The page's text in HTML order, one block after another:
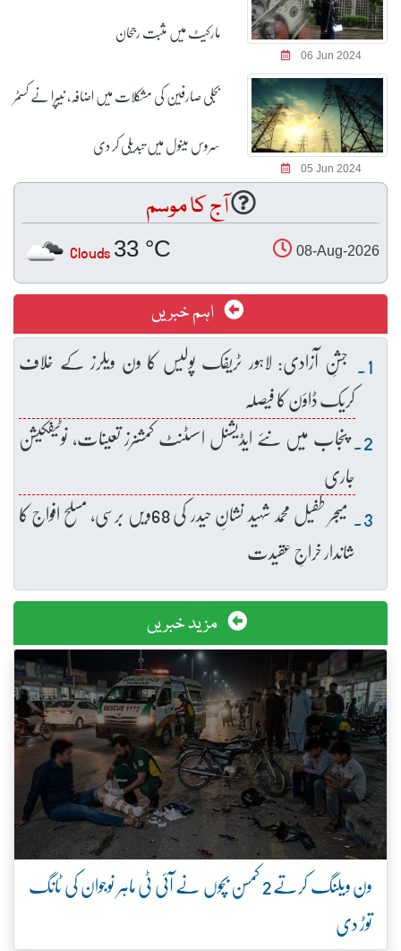
06 Jun 2024
مارکیٹ میں مثبت رجحان
05 Jun 2024
بجلی صارفین کی مشکلات میں اضافہ، نیپرا نے کسٹمر
سروس مینول میں تبدیلی کر دی
آج کا موسم
08-Aug-2026
33 °C
Clouds
اہم خبریں
جشنِ آزادی: لاہور ٹریفک پولیس کا ون ویلرز کے خلاف
کریک ڈاؤن کا فیصلہ
پنجاب میں نئے ایڈیشنل اسسٹنٹ کمشنرز تعینات، نوٹیفکیشن
جاری
میجر طفیل محمد شہید نشانِ حیدر کی 68ویں برسی، مسلح افواج کا
شاندار خراجِ عقیدت
مزید خبریں
ون ویلنگ کرتے 2 کمسن بچوں نے آئی ٹی ماہر نوجوان کی ٹانگ
توڑ دی